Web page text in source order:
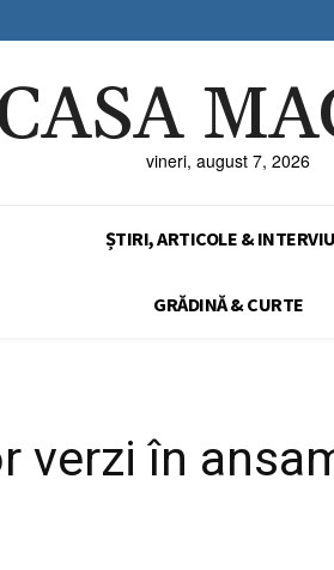
vineri, august 7, 2026
ȘTIRI, ARTICOLE &
GRĂDINĂ & CURTE
verzi în